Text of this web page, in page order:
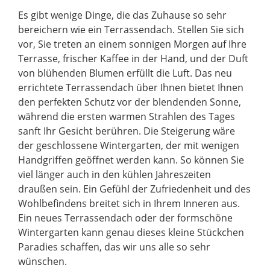
Es gibt wenige Dinge, die das Zuhause so sehr
bereichern wie ein Terrassendach. Stellen Sie sich
vor, Sie treten an einem sonnigen Morgen auf Ihre
Terrasse, frischer Kaffee in der Hand, und der Duft
von blühenden Blumen erfüllt die Luft. Das neu
errichtete Terrassendach über Ihnen bietet Ihnen
den perfekten Schutz vor der blendenden Sonne,
während die ersten warmen Strahlen des Tages
sanft Ihr Gesicht berühren. Die Steigerung wäre
der geschlossene Wintergarten, der mit wenigen
Handgriffen geöffnet werden kann. So können Sie
viel länger auch in den kühlen Jahreszeiten
draußen sein. Ein Gefühl der Zufriedenheit und des
Wohlbefindens breitet sich in Ihrem Inneren aus.
Ein neues Terrassendach oder der formschöne
Wintergarten kann genau dieses kleine Stückchen
Paradies schaffen, das wir uns alle so sehr
wünschen.